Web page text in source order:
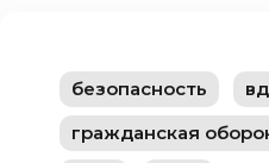
безопасность
гражданская